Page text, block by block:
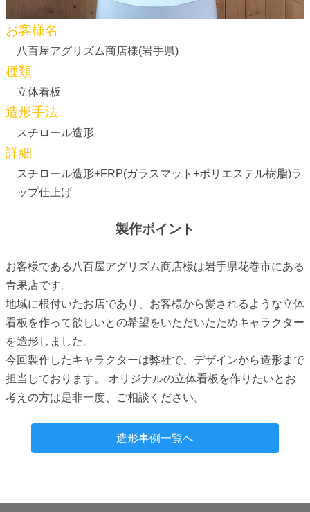
お客様名
八百屋アグリズム商店様(岩手県)
種類
立体看板
造形手法
スチロール造形
詳細
スチロール造形+FRP(ガラスマット+ポリエステル樹脂)ラ
ップ仕上げ
製作ポイント
お客様である八百屋アグリズム商店様は岩手県花巻市にある
青果店です。
地域に根付いたお店であり、お客様から愛されるような立体
看板を作って欲しいとの希望をいただいたためキャラクター
を造形しました。
今回製作したキャラクターは弊社で、デザインから造形まで
担当しております。 オリジナルの立体看板を作りたいとお
考えの方は是非一度、ご相談ください。
造形事例一覧へ